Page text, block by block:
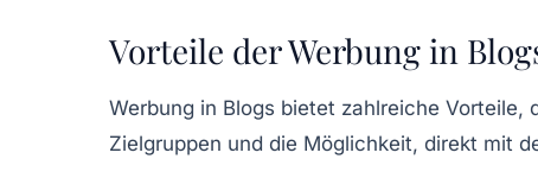
Vorteile der Werbung in
Werbung in Blogs bietet zahlreiche
Zielgruppen und die Möglichkeit, direkt mit